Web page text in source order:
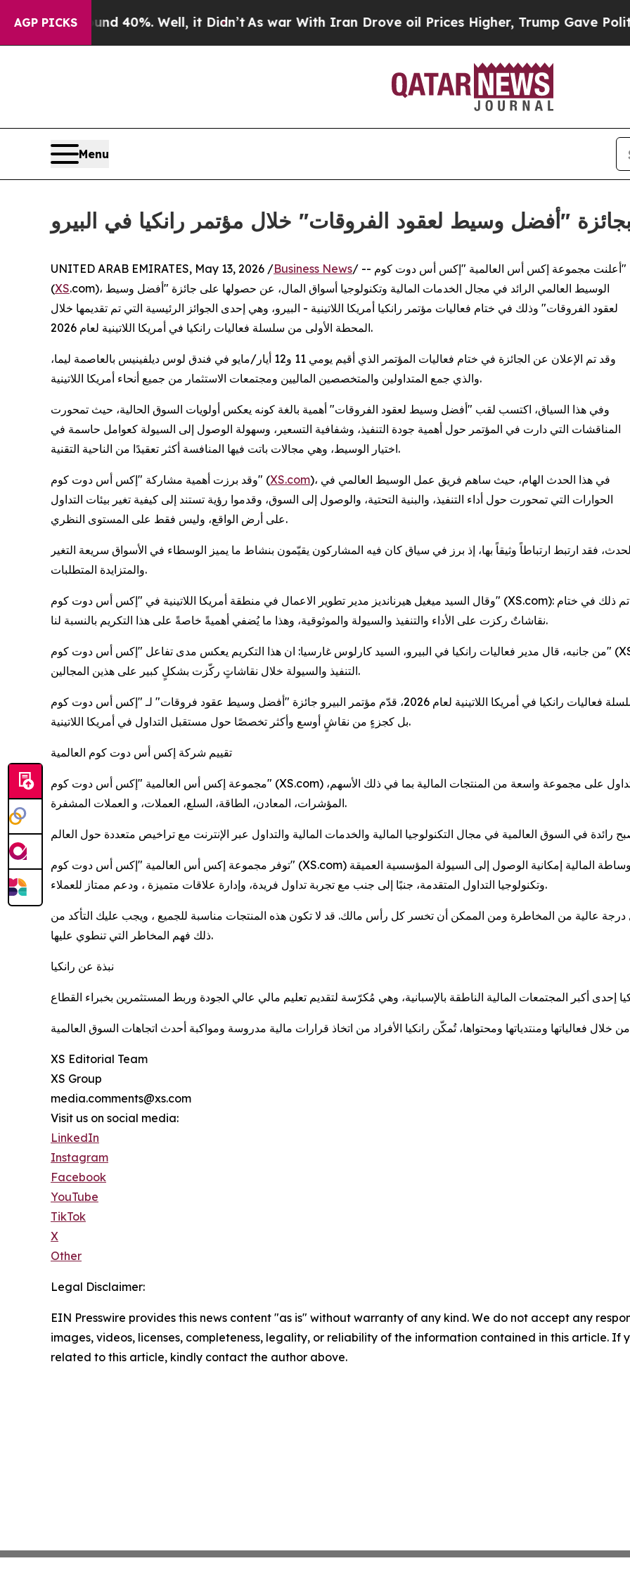
AGP PICKS
Around 40%. Well, it Didn’t As war With Iran Drove oil Prices Higher, Trump Gave Politically
Menu
"أفضل وسيط لعقود الفروقات" خلال مؤتمر رانكيا في البيرو
UNITED ARAB EMIRATES, May 13, 2026 /Business News/ -- أعلنت مجموعة إكس أس العالمية "إكس أس دوت كوم"
(XS.com)، الوسيط العالمي الرائد في مجال الخدمات المالية وتكنولوجيا أسواق المال، عن حصولها على جائزة "أفضل وسيط
لعقود الفروقات" وذلك في ختام فعاليات مؤتمر رانكيا أمريكا اللاتينية - البيرو، وهي إحدى الجوائز الرئيسية التي تم تقديمها خلال
المحطة الأولى من سلسلة فعاليات رانكيا في أمريكا اللاتينية لعام 2026.
وقد تم الإعلان عن الجائزة في ختام فعاليات المؤتمر الذي أقيم يومي 11 و12 أيار/مايو في فندق لوس ديلفينيس بالعاصمة ليما،
والذي جمع المتداولين والمتخصصين الماليين ومجتمعات الاستثمار من جميع أنحاء أمريكا اللاتينية.
وفي هذا السياق، اكتسب لقب "أفضل وسيط لعقود الفروقات" أهمية بالغة كونه يعكس أولويات السوق الحالية، حيث تمحورت
المناقشات التي دارت في المؤتمر حول أهمية جودة التنفيذ، وشفافية التسعير، وسهولة الوصول إلى السيولة كعوامل حاسمة في
اختيار الوسيط، وهي مجالات باتت فيها المنافسة أكثر تعقيدًا من الناحية التقنية.
وقد برزت أهمية مشاركة "إكس أس دوت كوم" (XS.com)، في هذا الحدث الهام، حيث ساهم فريق عمل الوسيط العالمي في
الحوارات التي تمحورت حول أداء التنفيذ، والبنية التحتية، والوصول إلى السوق، وقدموا رؤية تستند إلى كيفية تغير بيئات التداول
على أرض الواقع، وليس فقط على المستوى النظري.
فقد ارتبط ارتباطاً وثيقاً بها، إذ برز في سياق كان فيه المشاركون يقيّمون بنشاط ما يميز الوسطاء في الأسواق سريعة التغير
والمتزايدة المتطلبات.
وقال السيد ميغيل هيرنانديز مدير تطوير الاعمال في منطقة أمريكا اللاتينية في "إكس أس دوت كوم" (XS.com): تكمن أهمية هذه الجائزة في السياق الذي مُنحت فيه. فقد تم ذلك في ختام
نقاشاتٌ ركزت على الأداء والتنفيذ والسيولة والموثوقية، وهذا ما يُضفي أهميةً خاصةً على هذا التكريم بالنسبة لنا.
من جانبه، قال مدير فعاليات رانكيا في البيرو، السيد كارلوس غارسيا: ان هذا التكريم يعكس مدى تفاعل "إكس أس دوت كوم" (XS.com) مع آليات التداول الأساسية، حيث برز نهجها في
التنفيذ والسيولة خلال نقاشاتٍ ركّزت بشكلٍ كبير على هذين المجالين.
وفي حين تتواصل سلسلة فعاليات رانكيا في أمريكا اللاتينية لعام 2026، قدّم مؤتمر البيرو جائزة "أفضل وسيط عقود فروقات" لـ "إكس أس دوت كوم" (XS.com) ليس فقط كإنجازٍ مستقل،
بل كجزءٍ من نقاشٍ أوسع وأكثر تخصصًا حول مستقبل التداول في أمريكا اللاتينية.
تقييم شركة إكس أس دوت كوم العالمية
مجموعة إكس أس العالمية "إكس أس دوت كوم" (XS.com) هي وسيط عالمي متعدد الأصول يوفر إمكانية التداول على مجموعة واسعة من المنتجات المالية بما في ذلك الأسهم،
المؤشرات، المعادن، الطاقة، السلع، العملات، و العملات المشفرة.
توفر مجموعة إكس أس العالمية "إكس أس دوت كوم" (XS.com) للمتداولين، المستثمرين، المؤسسات المالية، وشركات الوساطة المالية إمكانية الوصول إلى السيولة المؤسسية العميقة
وتكنولوجيا التداول المتقدمة، جنبًا إلى جنب مع تجربة تداول فريدة، وإدارة علاقات متميزة ، ودعم ممتاز للعملاء.
درجة عالية من المخاطرة ومن الممكن أن تخسر كل رأس مالك. قد لا تكون هذه المنتجات مناسبة للجميع ، ويجب عليك التأكد من
ذلك فهم المخاطر التي تنطوي عليها.
نبذة عن رانكيا
XS Editorial Team
XS Group
media.comments@xs.com
Visit us on social media:
LinkedIn
Instagram
Facebook
YouTube
TikTok
X
Other
Legal Disclaimer:
EIN Presswire provides this news content "as is" without warranty of any kind. We do not accept any
images, videos, licenses, completeness, legality, or reliability of the information contained in this article. If
related to this article, kindly contact the author above.